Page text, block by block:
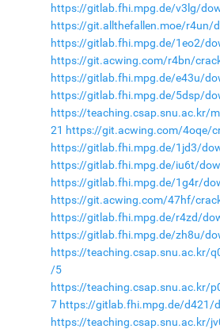
https://gitlab.fhi.mpg.de/v3lg/
https://git.allthefallen.moe/r4un/
https://gitlab.fhi.mpg.de/1eo2/
https://git.acwing.com/r4bn/
https://gitlab.fhi.mpg.de/e43u/
https://gitlab.fhi.mpg.de/5dsp/
https://teaching.csap.snu.ac.kr/
21 https://git.acwing.com/4oqe/
https://gitlab.fhi.mpg.de/1jd3/
https://gitlab.fhi.mpg.de/iu6t/
https://gitlab.fhi.mpg.de/1g4r/
https://git.acwing.com/47hf/
https://gitlab.fhi.mpg.de/r4zd/
https://gitlab.fhi.mpg.de/zh8u/
https://teaching.csap.snu.ac.kr/
/5
https://teaching.csap.snu.ac.kr/
7 https://gitlab.fhi.mpg.de/d421/
https://teaching.csap.snu.ac.kr/